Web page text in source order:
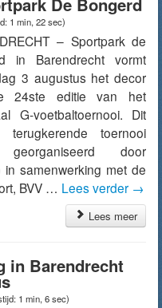
1 min, 22 sec)
– Sportpark de
in Barendrecht vormt
3 augustus het decor
24ste editie van het
G-voetbaltoernooi. Dit
terugkerende toernooi
door
in samenwerking met de
BVV … Lees verder →
Lees meer
in Barendrecht
1 min, 6 sec)